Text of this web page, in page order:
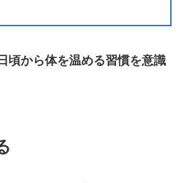
日頃から体を温める習慣を意識